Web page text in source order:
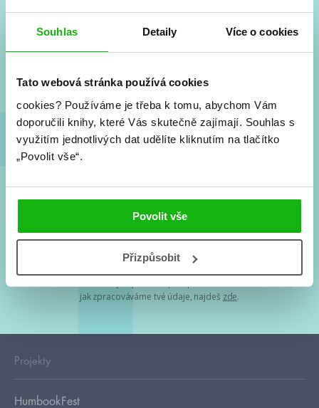
Souhlas Detaily Více o cookies
Tato webová stránka používá cookies
cookies? Používáme je třeba k tomu, abychom Vám
doporučili knihy, které Vás skutečně zajímají. Souhlas s
využitím jednotlivých dat udělíte kliknutím na tlačítko
„Povolit vše“.
Povolit vše
Přizpůsobit
Vše kolem #youngadult každý měsíc rovnou do mailu!
a seriálové adaptace a další.
Souhlasím spodmínkami zpracování osobních údajů
Tvá e-mailová adresa je u nás v bezpečí. Přečti si
jak zpracováváme tvé údaje, najdeš zde.
Projekty
HumbookFest